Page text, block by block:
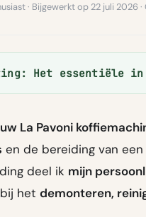
· Bijgewerkt op 22 juli 2026
Het essentiële in
uw La Pavoni
en de bereiding van een
deel ik mijn
het demonteren,